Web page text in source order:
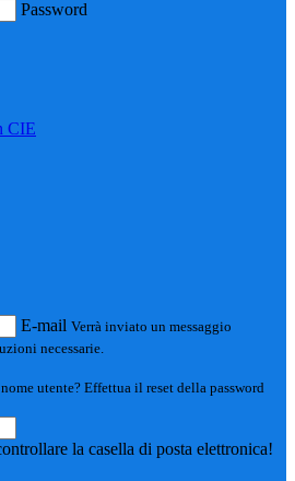
Password
CIE
E-mail Verrà inviato un messaggio
necessarie.
utente? Effettua il reset della password
la casella di posta elettronica!